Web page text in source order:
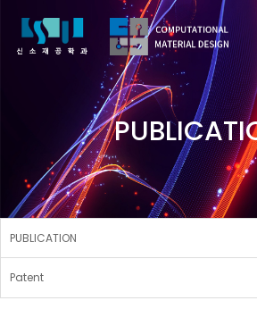
PUBLICATION
Patent